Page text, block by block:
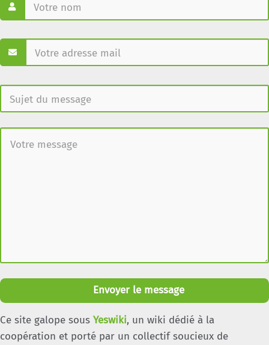
Envoyer le message
Ce site galope sous Yeswiki, un wiki dédié à la
coopération et porté par un collectif soucieux de